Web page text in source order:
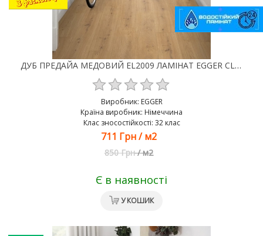
ДУБ ПРЕДАЙА МЕДОВИЙ EL2009 ЛАМІНАТ EGGER CLASSIC AQUA 4V 32 КЛАС 8 ММ
Виробник: EGGER
Країна виробник: Німеччина
Клас зносостійкості: 32 клас
711 Грн /м2
850 Грн /м2
Є в наявності
У КОШИК